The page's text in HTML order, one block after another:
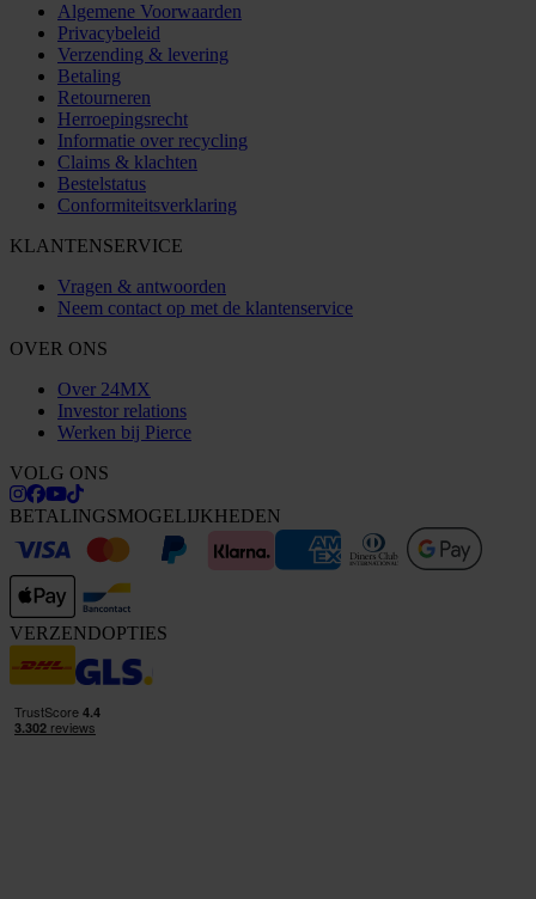
Algemene Voorwaarden
Privacybeleid
Verzending & levering
Betaling
Retourneren
Herroepingsrecht
Informatie over recycling
Claims & klachten
Bestelstatus
Conformiteitsverklaring
KLANTENSERVICE
Vragen & antwoorden
Neem contact op met de klantenservice
OVER ONS
Over 24MX
Investor relations
Werken bij Pierce
VOLG ONS
BETALINGSMOGELIJKHEDEN
VERZENDOPTIES